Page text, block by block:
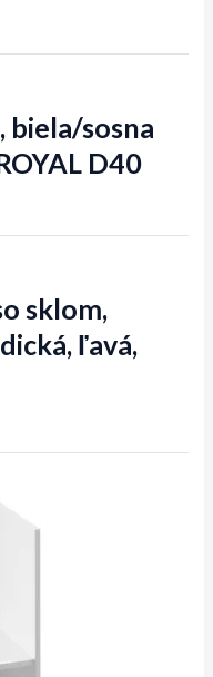
biela/sosna
D40
sklom,
ľavá,